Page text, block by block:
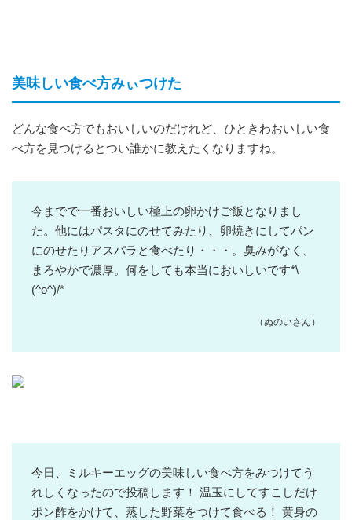
美味しい食べ方みぃつけた
どんな食べ方でもおいしいのだけれど、ひときわおいしい食
べ方を見つけるとつい誰かに教えたくなりますね。
今までで一番おいしい極上の卵かけご飯となりまし
た。他にはパスタにのせてみたり、卵焼きにしてパン
にのせたりアスパラと食べたり・・・。臭みがなく、
まろやかで濃厚。何をしても本当においしいです*\
(^o^)/*
（ぬのいさん）
今日、ミルキーエッグの美味しい食べ方をみつけてう
れしくなったので投稿します！ 温玉にしてすこしだけ
ポン酢をかけて、蒸した野菜をつけて食べる！ 黄身の